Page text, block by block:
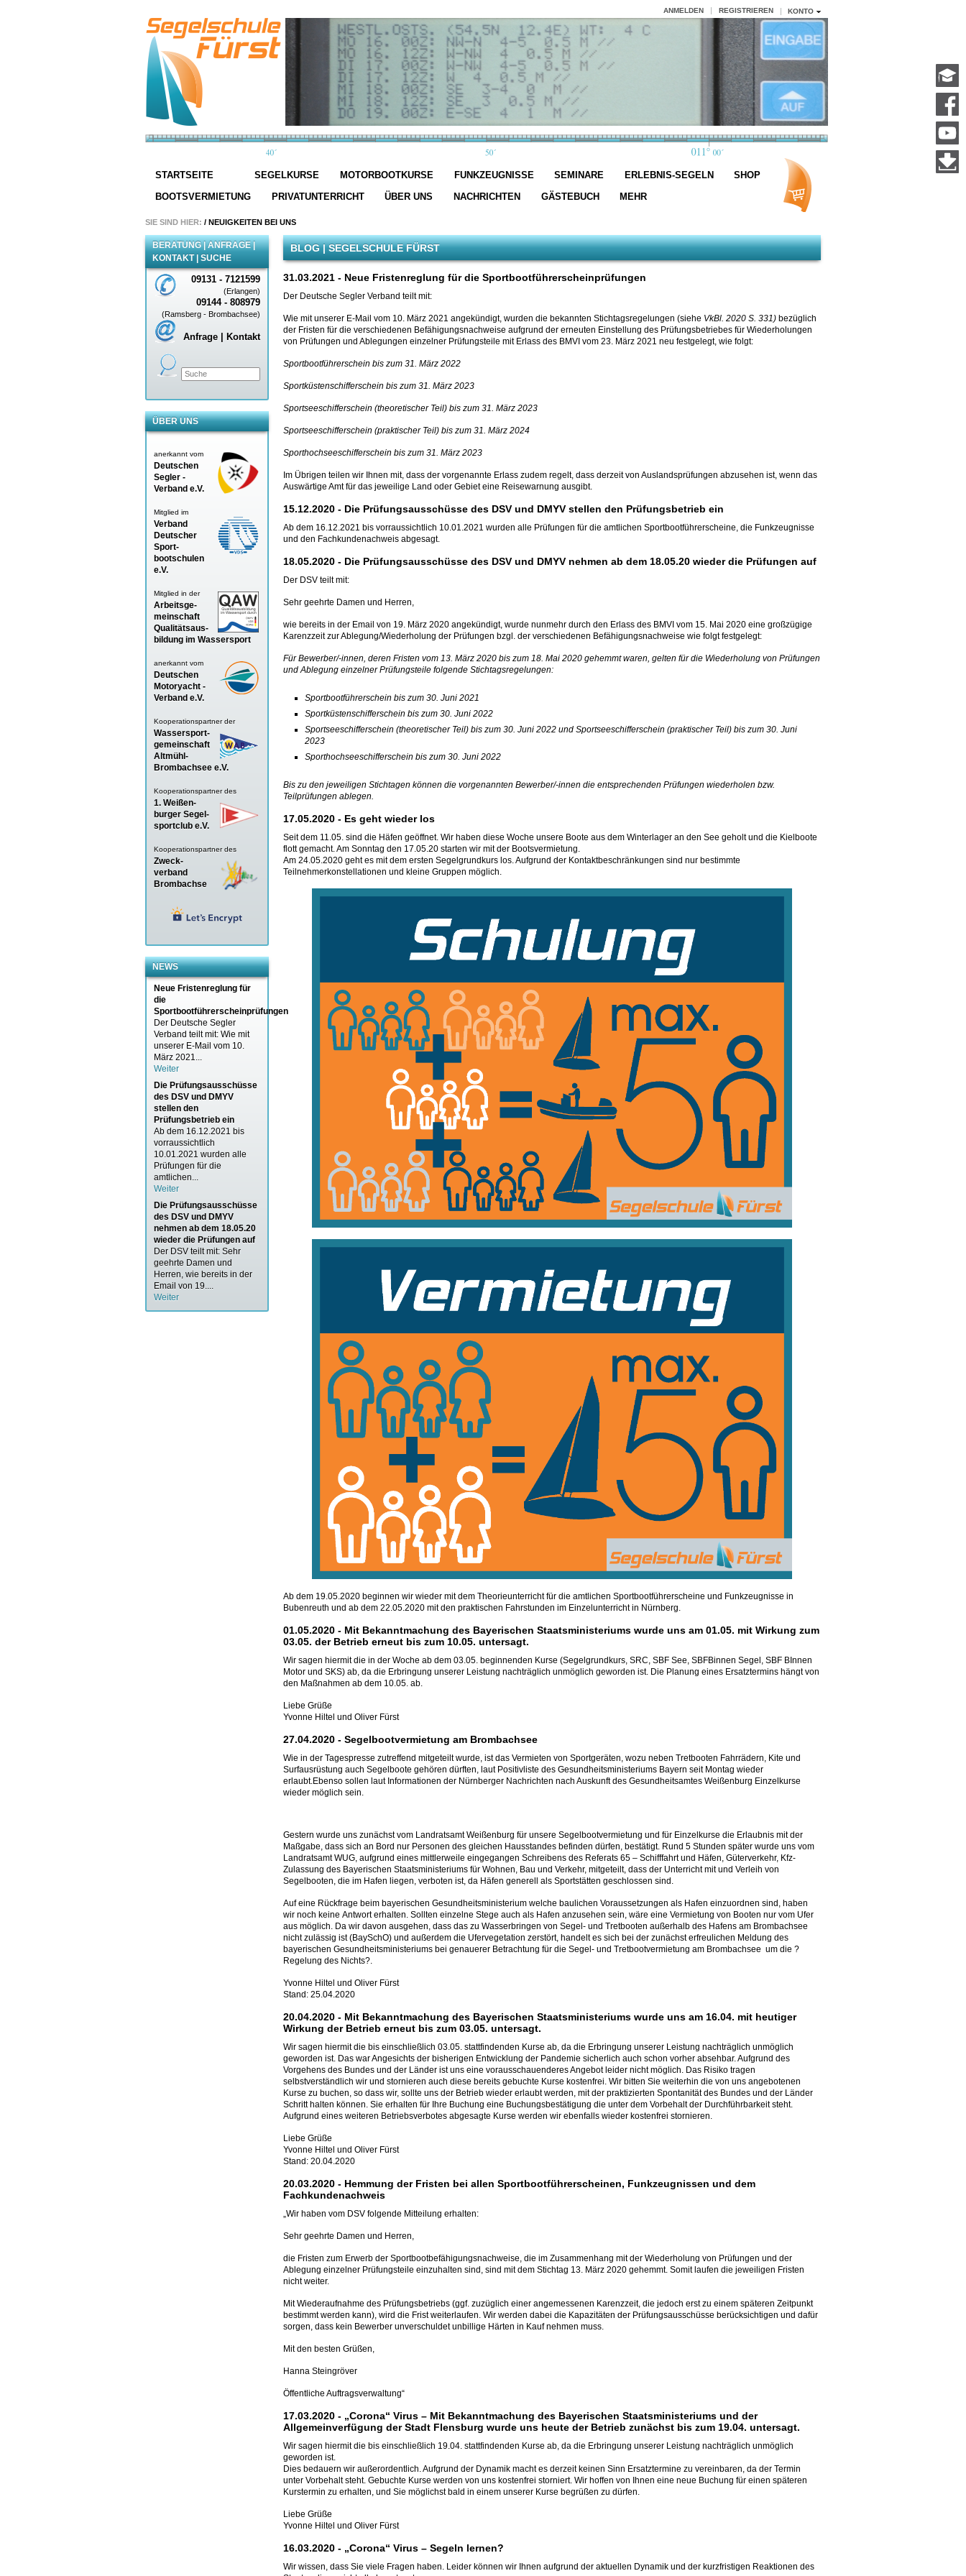
KONTO
ANMELDEN REGISTRIEREN
STARTSEITE SEGELKURSE MOTORBOOTKURSE FUNKZEUGNISSE SEMINARE ERLEBNIS-SEGELN SHOP
BOOTSVERMIETUNG PRIVATUNTERRICHT ÜBER UNS NACHRICHTEN GÄSTEBUCH MEHR
SIE SIND HIER: / NEUIGKEITEN BEI UNS
BERATUNG | ANFRAGE |
KONTAKT | SUCHE
09131 - 7121599
(Erlangen)
09144 - 808979
(Ramsberg - Brombachsee)
Anfrage | Kontakt
ÜBER UNS
anerkannt vom
Deutschen
Segler -
Verband e.V.
Mitglied im
Verband
Deutscher
Sport-
bootschulen
e.V.
Mitglied in der
Arbeitsge-
meinschaft
Qualitätsaus-
bildung im Wassersport
anerkannt vom
Deutschen
Motoryacht -
Verband e.V.
Kooperationspartner der
Wassersport-
gemeinschaft
Altmühl-
Brombachsee e.V.
Kooperationspartner des
1. Weißen-
burger Segel-
sportclub e.V.
Kooperationspartner des
Zweck-
verband
Brombachse
NEWS
Neue Fristenreglung für
die
Sportbootführerscheinprüfungen
Der Deutsche Segler
Verband teilt mit: Wie mit
unserer E-Mail vom 10.
März 2021...
Weiter
Die Prüfungsausschüsse
des DSV und DMYV
stellen den
Prüfungsbetrieb ein
Ab dem 16.12.2021 bis
vorraussichtlich
10.01.2021 wurden alle
Prüfungen für die
amtlichen...
Weiter
Die Prüfungsausschüsse
des DSV und DMYV
nehmen ab dem 18.05.20
wieder die Prüfungen auf
Der DSV teilt mit: Sehr
geehrte Damen und
Herren, wie bereits in der
Email von 19....
Weiter
BLOG | SEGELSCHULE FÜRST
31.03.2021 - Neue Fristenreglung für die Sportbootführerscheinprüfungen
Der Deutsche Segler Verband teilt mit:
Wie mit unserer E-Mail vom 10. März 2021 angekündigt, wurden die bekannten Stichtagsregelungen (siehe VkBl. 2020 S. 331) bezüglich
der Fristen für die verschiedenen Befähigungsnachweise aufgrund der erneuten Einstellung des Prüfungsbetriebes für Wiederholungen
von Prüfungen und Ablegungen einzelner Prüfungsteile mit Erlass des BMVI vom 23. März 2021 neu festgelegt, wie folgt:
Sportbootführerschein bis zum 31. März 2022
Sportküstenschifferschein bis zum 31. März 2023
Sportseeschifferschein (theoretischer Teil) bis zum 31. März 2023
Sportseeschifferschein (praktischer Teil) bis zum 31. März 2024
Sporthochseeschifferschein bis zum 31. März 2023
Im Übrigen teilen wir Ihnen mit, dass der vorgenannte Erlass zudem regelt, dass derzeit von Auslandsprüfungen abzusehen ist, wenn das
Auswärtige Amt für das jeweilige Land oder Gebiet eine Reisewarnung ausgibt.
15.12.2020 - Die Prüfungsausschüsse des DSV und DMYV stellen den Prüfungsbetrieb ein
Ab dem 16.12.2021 bis vorraussichtlich 10.01.2021 wurden alle Prüfungen für die amtlichen Sportbootführerscheine, die Funkzeugnisse
und den Fachkundenachweis abgesagt.
18.05.2020 - Die Prüfungsausschüsse des DSV und DMYV nehmen ab dem 18.05.20 wieder die Prüfungen auf
Der DSV teilt mit:
Sehr geehrte Damen und Herren,
wie bereits in der Email von 19. März 2020 angekündigt, wurde nunmehr durch den Erlass des BMVI vom 15. Mai 2020 eine großzügige
Karenzzeit zur Ablegung/Wiederholung der Prüfungen bzgl. der verschiedenen Befähigungsnachweise wie folgt festgelegt:
Für Bewerber/-innen, deren Fristen vom 13. März 2020 bis zum 18. Mai 2020 gehemmt waren, gelten für die Wiederholung von Prüfungen
und Ablegung einzelner Prüfungsteile folgende Stichtagsregelungen:
Sportbootführerschein bis zum 30. Juni 2021
Sportküstenschifferschein bis zum 30. Juni 2022
Sportseeschifferschein (theoretischer Teil) bis zum 30. Juni 2022 und Sportseeschifferschein (praktischer Teil) bis zum 30. Juni
2023
Sporthochseeschifferschein bis zum 30. Juni 2022
Bis zu den jeweiligen Stichtagen können die vorgenannten Bewerber/-innen die entsprechenden Prüfungen wiederholen bzw.
Teilprüfungen ablegen.
17.05.2020 - Es geht wieder los
Seit dem 11.05. sind die Häfen geöffnet. Wir haben diese Woche unsere Boote aus dem Winterlager an den See geholt und die Kielboote
flott gemacht. Am Sonntag den 17.05.20 starten wir mit der Bootsvermietung.
Am 24.05.2020 geht es mit dem ersten Segelgrundkurs los. Aufgrund der Kontaktbeschränkungen sind nur bestimmte
Teilnehmerkonstellationen und kleine Gruppen möglich.
Ab dem 19.05.2020 beginnen wir wieder mit dem Theorieunterricht für die amtlichen Sportbootführerscheine und Funkzeugnisse in
Bubenreuth und ab dem 22.05.2020 mit den praktischen Fahrstunden im Einzelunterricht in Nürnberg.
01.05.2020 - Mit Bekanntmachung des Bayerischen Staatsministeriums wurde uns am 01.05. mit Wirkung zum
03.05. der Betrieb erneut bis zum 10.05. untersagt.
Wir sagen hiermit die in der Woche ab dem 03.05. beginnenden Kurse (Segelgrundkurs, SRC, SBF See, SBFBinnen Segel, SBF BInnen
Motor und SKS) ab, da die Erbringung unserer Leistung nachträglich unmöglich geworden ist. Die Planung eines Ersatztermins hängt von
den Maßnahmen ab dem 10.05. ab.
Liebe Grüße
Yvonne Hiltel und Oliver Fürst
27.04.2020 - Segelbootvermietung am Brombachsee
Wie in der Tagespresse zutreffend mitgeteilt wurde, ist das Vermieten von Sportgeräten, wozu neben Tretbooten Fahrrädern, Kite und
Surfausrüstung auch Segelboote gehören dürften, laut Positivliste des Gesundheitsministeriums Bayern seit Montag wieder
erlaubt.Ebenso sollen laut Informationen der Nürnberger Nachrichten nach Auskunft des Gesundheitsamtes Weißenburg Einzelkurse
wieder möglich sein.
Gestern wurde uns zunächst vom Landratsamt Weißenburg für unsere Segelbootvermietung und für Einzelkurse die Erlaubnis mit der
Maßgabe, dass sich an Bord nur Personen des gleichen Hausstandes befinden dürfen, bestätigt. Rund 5 Stunden später wurde uns vom
Landratsamt WUG, aufgrund eines mittlerweile eingegangen Schreibens des Referats 65 – Schifffahrt und Häfen, Güterverkehr, Kfz-
Zulassung des Bayerischen Staatsministeriums für Wohnen, Bau und Verkehr, mitgeteilt, dass der Unterricht mit und Verleih von
Segelbooten, die im Hafen liegen, verboten ist, da Häfen generell als Sportstätten geschlossen sind.
Auf eine Rückfrage beim bayerischen Gesundheitsministerium welche baulichen Voraussetzungen als Hafen einzuordnen sind, haben
wir noch keine Antwort erhalten. Sollten einzelne Stege auch als Hafen anzusehen sein, wäre eine Vermietung von Booten nur vom Ufer
aus möglich. Da wir davon ausgehen, dass das zu Wasserbringen von Segel- und Tretbooten außerhalb des Hafens am Brombachsee
nicht zulässig ist (BaySchO) und außerdem die Ufervegetation zerstört, handelt es sich bei der zunächst erfreulichen Meldung des
bayerischen Gesundheitsministeriums bei genauerer Betrachtung für die Segel- und Tretbootvermietung am Brombachsee um die ?
Regelung des Nichts?.
Yvonne Hiltel und Oliver Fürst
Stand: 25.04.2020
20.04.2020 - Mit Bekanntmachung des Bayerischen Staatsministeriums wurde uns am 16.04. mit heutiger
Wirkung der Betrieb erneut bis zum 03.05. untersagt.
Wir sagen hiermit die bis einschließlich 03.05. stattfindenden Kurse ab, da die Erbringung unserer Leistung nachträglich unmöglich
geworden ist. Das war Angesichts der bisherigen Entwicklung der Pandemie sicherlich auch schon vorher absehbar. Aufgrund des
Vorgehens des Bundes und der Länder ist uns eine vorausschauenderes Angebot leider nicht möglich. Das Risiko tragen
selbstverständlich wir und stornieren auch diese bereits gebuchte Kurse kostenfrei. Wir bitten Sie weiterhin die von uns angebotenen
Kurse zu buchen, so dass wir, sollte uns der Betrieb wieder erlaubt werden, mit der praktizierten Spontanität des Bundes und der Länder
Schritt halten können. Sie erhalten für Ihre Buchung eine Buchungsbestätigung die unter dem Vorbehalt der Durchführbarkeit steht.
Aufgrund eines weiteren Betriebsverbotes abgesagte Kurse werden wir ebenfalls wieder kostenfrei stornieren.
Liebe Grüße
Yvonne Hiltel und Oliver Fürst
Stand: 20.04.2020
20.03.2020 - Hemmung der Fristen bei allen Sportbootführerscheinen, Funkzeugnissen und dem
Fachkundenachweis
„Wir haben vom DSV folgende Mitteilung erhalten:
Sehr geehrte Damen und Herren,
die Fristen zum Erwerb der Sportbootbefähigungsnachweise, die im Zusammenhang mit der Wiederholung von Prüfungen und der
Ablegung einzelner Prüfungsteile einzuhalten sind, sind mit dem Stichtag 13. März 2020 gehemmt. Somit laufen die jeweiligen Fristen
nicht weiter.
Mit Wiederaufnahme des Prüfungsbetriebs (ggf. zuzüglich einer angemessenen Karenzzeit, die jedoch erst zu einem späteren Zeitpunkt
bestimmt werden kann), wird die Frist weiterlaufen. Wir werden dabei die Kapazitäten der Prüfungsausschüsse berücksichtigen und dafür
sorgen, dass kein Bewerber unverschuldet unbillige Härten in Kauf nehmen muss.
Mit den besten Grüßen,
Hanna Steingröver
Öffentliche Auftragsverwaltung“
17.03.2020 - „Corona“ Virus – Mit Bekanntmachung des Bayerischen Staatsministeriums und der
Allgemeinverfügung der Stadt Flensburg wurde uns heute der Betrieb zunächst bis zum 19.04. untersagt.
Wir sagen hiermit die bis einschließlich 19.04. stattfindenden Kurse ab, da die Erbringung unserer Leistung nachträglich unmöglich
geworden ist.
Dies bedauern wir außerordentlich. Aufgrund der Dynamik macht es derzeit keinen Sinn Ersatztermine zu vereinbaren, da der Termin
unter Vorbehalt steht. Gebuchte Kurse werden von uns kostenfrei storniert. Wir hoffen von Ihnen eine neue Buchung für einen späteren
Kurstermin zu erhalten, und Sie möglichst bald in einem unserer Kurse begrüßen zu dürfen.
Liebe Grüße
Yvonne Hiltel und Oliver Fürst
16.03.2020 - „Corona“ Virus – Segeln lernen?
Wir wissen, dass Sie viele Fragen haben. Leider können wir Ihnen aufgrund der aktuellen Dynamik und der kurzfristigen Reaktionen des